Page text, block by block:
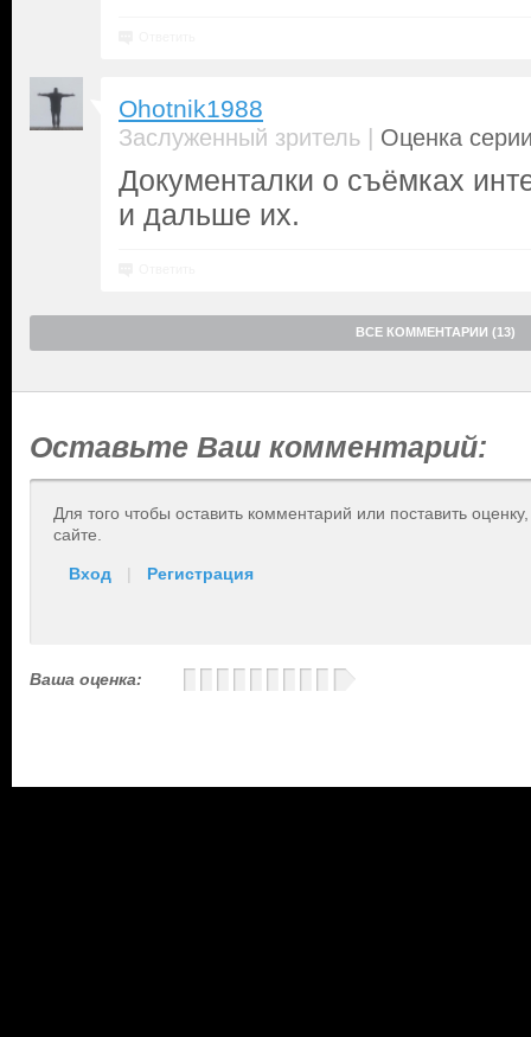
Ohotnik1988
Заслуженный зритель | Оценка
Документалки о съёмках
и дальше их.
ВСЕ КОММЕНТАРИИ (13)
Оставьте Ваш комментарий:
Для того чтобы оставить комментарий или поставить
сайте.
Вход | Регистрация
Ваша оценка: